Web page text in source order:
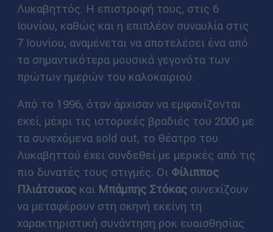
Λυκαβηττός. Η επιστροφή τους, στις 6
Ιουνίου, καθώς και η επιπλέον συναυλία στις
7 Ιουνίου, αναμένεται να αποτελέσει ένα από
τα σημαντικότερα μουσικά γεγονότα των
πρώτων ημερών του καλοκαιριού.
Από το 1996, όταν άρχισαν να εμφανίζονται
εκεί, μέχρι τις ιστορικές βραδιές του 2000 με
τα συνεχόμενα sold out, το θέατρο του
Λυκαβηττού έχει συνδεθεί με μερικές από τις
πιο δυνατές τους στιγμές. Οι Φίλιππος
Πλιάτσικαςκαι Μπάμπης Στόκαςσυνεχίζουν
να μεταφέρουν στη σκηνή εκείνη τη
χαρακτηριστική συνάντηση ροκ ευαισθησίας